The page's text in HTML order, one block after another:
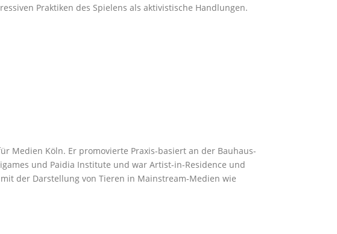
Praktiken des Spielens als aktivistische Handlungen.
Medien Köln. Er promovierte Praxis-basiert an der Bauhaus-
und Paidia Institute und war Artist-in-Residence und
der Darstellung von Tieren in Mainstream-Medien wie